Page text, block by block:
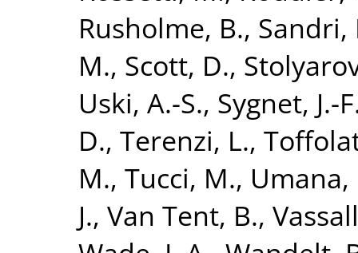
Rusholme, B., Sandri,
M., Scott, D.,
Uski, A.-S., Sygnet, J.-
D., Terenzi, L.,
M., Tucci, M., Umana,
J., Van Tent, B.,